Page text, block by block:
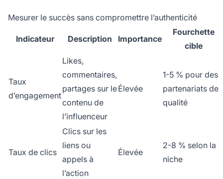
Mesurer le succès sans compromettre l’authenticité
Indicateur Description Importance
Fourchette
cible
Taux
d’engagement
Likes,
commentaires,
partages sur le
contenu de
l’influenceur
Élevée
1-5 % pour des
partenariats de
qualité
Taux de clics
Clics sur les
liens ou
appels à
l’action
Élevée
2-8 % selon la
niche